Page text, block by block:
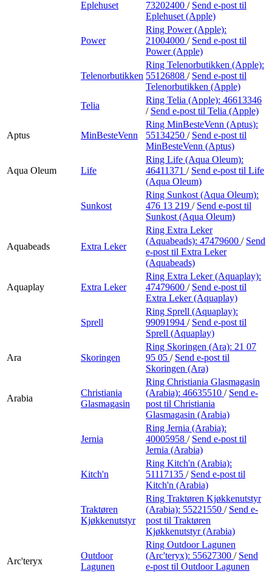
Eplehuset
73202400 / Send e-post til
Eplehuset (Apple)
Power
Ring Power (Apple):
21004000 / Send e-post til
Power (Apple)
Telenorbutikken
Ring Telenorbutikken (Apple):
55126808 / Send e-post til
Telenorbutikken (Apple)
Telia
Ring Telia (Apple): 46613346
/ Send e-post til Telia (Apple)
Aptus MinBesteVenn
Ring MinBesteVenn (Aptus):
55134250 / Send e-post til
MinBesteVenn (Aptus)
Aqua Oleum Life
Ring Life (Aqua Oleum):
46411371 / Send e-post til Life
(Aqua Oleum)
Sunkost
Ring Sunkost (Aqua Oleum):
476 13 219 / Send e-post til
Sunkost (Aqua Oleum)
Aquabeads Extra Leker
Ring Extra Leker
(Aquabeads): 47479600 / Send
e-post til Extra Leker
(Aquabeads)
Aquaplay Extra Leker
Ring Extra Leker (Aquaplay):
47479600 / Send e-post til
Extra Leker (Aquaplay)
Sprell
Ring Sprell (Aquaplay):
99091994 / Send e-post til
Sprell (Aquaplay)
Ara Skoringen
Ring Skoringen (Ara): 21 07
95 05 / Send e-post til
Skoringen (Ara)
Arabia
Christiania
Glasmagasin
Ring Christiania Glasmagasin
(Arabia): 46635510 / Send e-
post til Christiania
Glasmagasin (Arabia)
Jernia
Ring Jernia (Arabia):
40005958 / Send e-post til
Jernia (Arabia)
Kitch'n
Ring Kitch'n (Arabia):
51117135 / Send e-post til
Kitch'n (Arabia)
Traktøren
Kjøkkenutstyr
Ring Traktøren Kjøkkenutstyr
(Arabia): 55221550 / Send e-
post til Traktøren
Kjøkkenutstyr (Arabia)
Arc'teryx
Outdoor
Lagunen
Ring Outdoor Lagunen
(Arc'teryx): 55627300 / Send
e-post til Outdoor Lagunen